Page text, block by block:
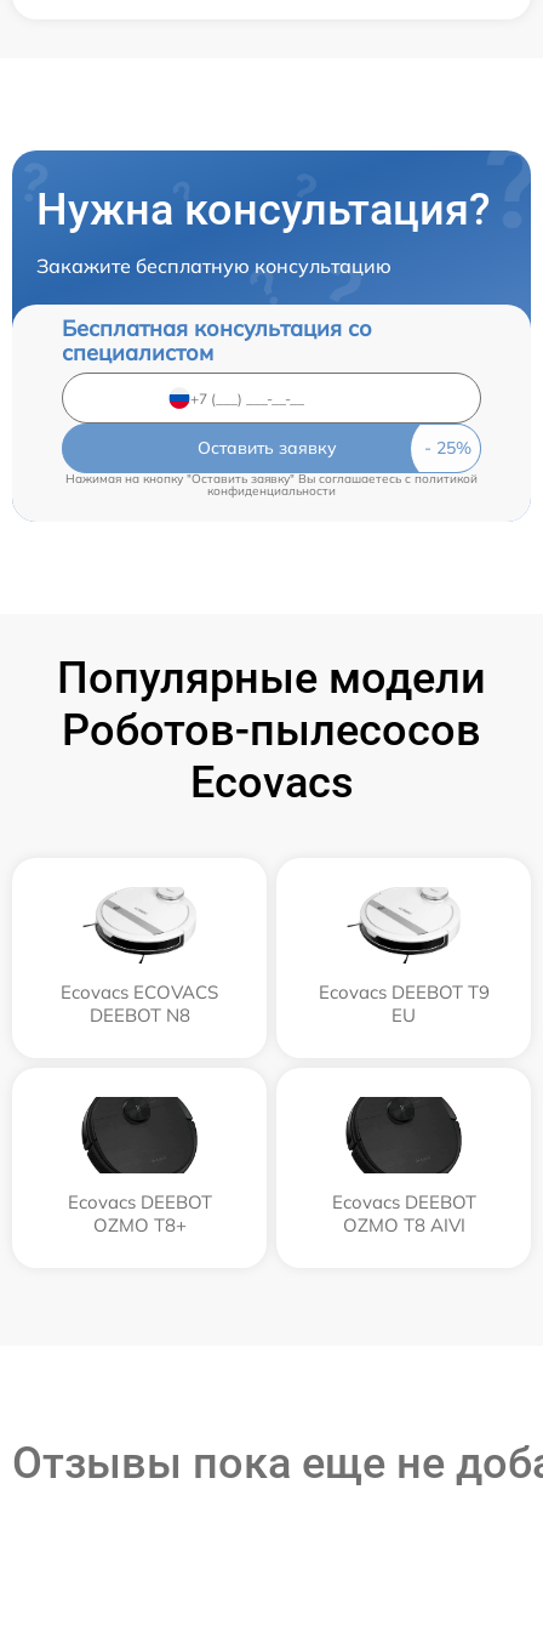
Нужна консультация?
Закажите бесплатную консультацию
Бесплатная консультация со
специалистом
Оставить заявку
Нажимая на кнопку "Оставить заявку" Вы соглашаетесь c политикой
конфиденциальности
Популярные модели
Роботов-пылесосов
Ecovacs
Ecovacs ECOVACS
DEEBOT N8
Ecovacs DEEBOT T9
EU
Ecovacs DEEBOT
OZMO T8+
Ecovacs DEEBOT
OZMO T8 AIVI
Отзывы пока еще не